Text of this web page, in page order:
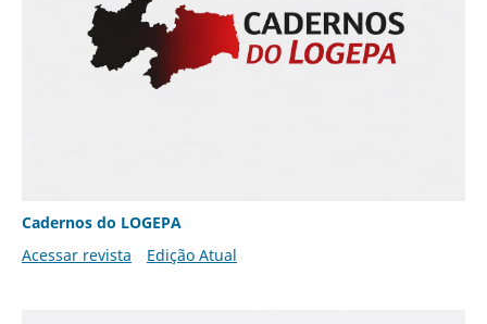
Cadernos do LOGEPA
Acessar revista
Edição Atual